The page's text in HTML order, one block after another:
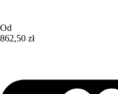
Od
862,50 zł